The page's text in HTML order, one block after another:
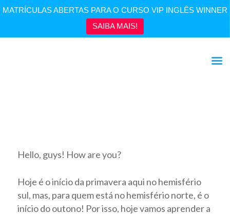
MATRÍCULAS ABERTAS PARA O CURSO VIP INGLÊS WINNER
SAIBA MAIS!
Hello, guys! How are you?
Hoje é o início da primavera aqui no hemisfério
sul, mas, para quem está no hemisfério norte, é o
início do outono! Por isso, hoje vamos aprender a